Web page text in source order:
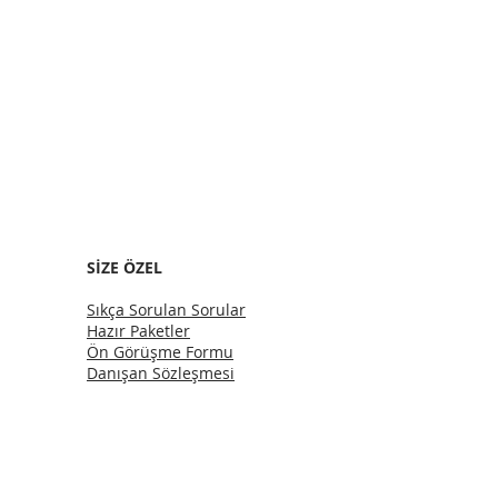
SİZE ÖZEL
Sıkça Sorulan Sorular
Hazır Paketler
Ön Görüşme Formu
Danışan Sözleşmesi